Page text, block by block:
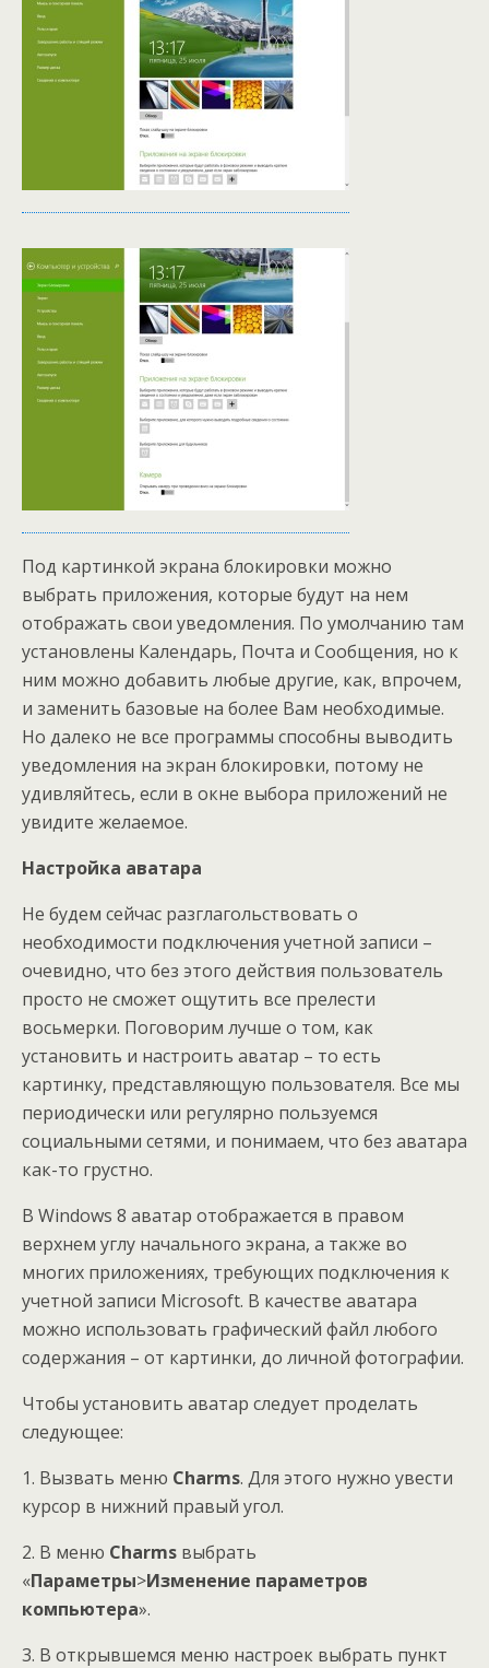
Под картинкой экрана блокировки можно
выбрать приложения, которые будут на нем
отображать свои уведомления. По умолчанию там
установлены Календарь, Почта и Сообщения, но к
ним можно добавить любые другие, как, впрочем,
и заменить базовые на более Вам необходимые.
Но далеко не все программы способны выводить
уведомления на экран блокировки, потому не
удивляйтесь, если в окне выбора приложений не
увидите желаемое.
Настройка аватара
Не будем сейчас разглагольствовать о
необходимости подключения учетной записи –
очевидно, что без этого действия пользователь
просто не сможет ощутить все прелести
восьмерки. Поговорим лучше о том, как
установить и настроить аватар – то есть
картинку, представляющую пользователя. Все мы
периодически или регулярно пользуемся
социальными сетями, и понимаем, что без аватара
как-то грустно.
В Windows 8 аватар отображается в правом
верхнем углу начального экрана, а также во
многих приложениях, требующих подключения к
учетной записи Microsoft. В качестве аватара
можно использовать графический файл любого
содержания – от картинки, до личной фотографии.
Чтобы установить аватар следует проделать
следующее:
1. Вызвать меню Charms. Для этого нужно увести
курсор в нижний правый угол.
2. В меню Charms выбрать
«Параметры>Изменение параметров
компьютера».
3. В открывшемся меню настроек выбрать пункт